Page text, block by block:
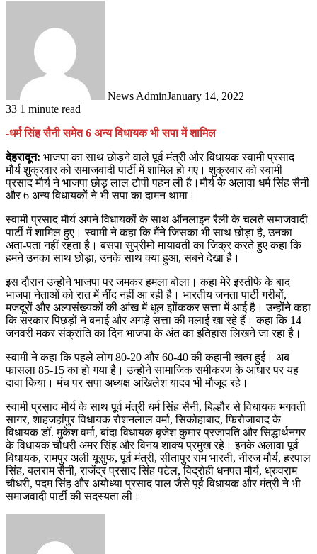
News AdminJanuary 14, 2022
33 1 minute read
-धर्म सिंह सैनी समेत 6 अन्य विधायक भी सपा में शामिल
देहरादून: भाजपा का साथ छोड़ने वाले पूर्व मंत्री और विधायक स्वामी प्रसाद
मौर्य शुक्रवार को समाजवादी पार्टी में शामिल हो गए। शुक्रवार को स्वामी
प्रसाद मौर्य ने भाजपा छोड़ लाल टोपी पहन ली है।मौर्य के अलावा धर्म सिंह सैनी
और 6 अन्य विधायकों ने भी सपा का दामन थामा।
स्वामी प्रसाद मौर्य अपने विधायकों के साथ ऑनलाइन रैली के चलते समाजवादी
पार्टी में शामिल हुए। स्वामी ने कहा कि मैंने जिसका भी साथ छोड़ा है, उनका
अता-पता नहीं रहता है। बसपा सुप्रीमो मायावती का जिक्र करते हुए कहा कि
हमने उनका साथ छोड़ा, उनके साथ क्या हुआ, सबने देखा है।
इस दौरान उन्होंने भाजपा पर जमकर हमला बोला। कहा मेरे इस्तीफे के बाद
भाजपा नेताओं को रात में नींद नहीं आ रही है। भारतीय जनता पार्टी गरीबों,
मजदूरों और अल्पसंख्यकों की आंख में धूल झोंककर सत्ता में आई है। उन्होंने कहा
कि सरकार पिछड़ों ने बनाई और अगड़े सत्ता की मलाई खा रहे हैं। कहा कि 14
जनवरी मकर संक्रांति का दिन भाजपा के अंत का इतिहास लिखने जा रहा है।
स्वामी ने कहा कि पहले लोग 80-20 और 60-40 की कहानी खत्म हुई। अब
फासला 85-15 का हो गया है। उन्होंने सामाजिक समीकरण के आधार पर यह
दावा किया। मंच पर सपा अध्यक्ष अखिलेश यादव भी मौजूद रहे।
स्वामी प्रसाद मौर्य के साथ पूर्व मंत्री धर्म सिंह सैनी, बिल्हौर से विधायक भगवती
सागर, शाहजहांपुर विधायक रोशनलाल वर्मा, सिकोहाबाद, फिरोजाबाद के
विधायक डॉ. मुकेश वर्मा, बांदा विधायक बृजेश कुमार प्रजापति और सिद्धार्थनगर
के विधायक चौधरी अमर सिंह और विनय शाक्य प्रमुख रहे। इनके अलावा पूर्व
विधायक, रामपुर अली यूसुफ, पूर्व मंत्री, सीतापुर राम भारती, नीरज मौर्य, हरपाल
सिंह, बलराम सैनी, राजेंद्र प्रसाद सिंह पटेल, विद्रोही धनपत मौर्य, ध्रुवराम
चौधरी, पदम सिंह और अयोध्या प्रसाद पाल जैसे पूर्व विधायक और मंत्री ने भी
समाजवादी पार्टी की सदस्यता ली।